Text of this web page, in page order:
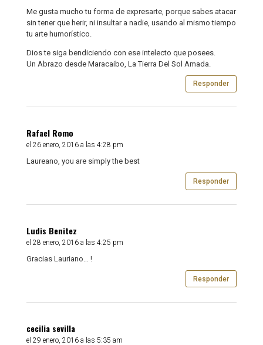
Me gusta mucho tu forma de expresarte, porque sabes atacar
sin tener que herir, ni insultar a nadie, usando al mismo tiempo
tu arte humorístico.
Dios te siga bendiciendo con ese intelecto que posees.
Un Abrazo desde Maracaibo, La Tierra Del Sol Amada.
Responder
Rafael Romo
el 26 enero, 2016 a las 4:28 pm
Laureano, you are simply the best
Responder
Ludis Benitez
el 28 enero, 2016 a las 4:25 pm
Gracias Lauriano… !
Responder
cecilia sevilla
el 29 enero, 2016 a las 5:35 am